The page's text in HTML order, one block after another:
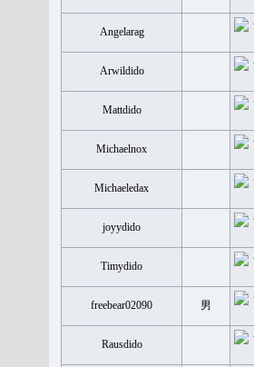
Angelarag
Arwildido
Mattdido
Michaelnox
Michaeledax
joyydido
Timydido
freebear02090 男
Rausdido